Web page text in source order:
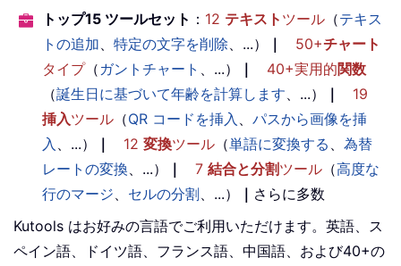
トップ15 ツールセット ： 12 テキスト ツール （テキス
トの追加、 特定の文字を削除、...） ｜ 50+チャート
タイプ（ ガントチャート 、...） ｜ 40+実用的関数
（誕生日に基づいて年齢を計算します、...） ｜
19
挿入ツール （QR コードを挿入 、 パスから画像を挿
入 、...） ｜ 12 変換ツール （単語に変換する 、 為替
レートの変換、...） ｜ 7 結合と分割ツール （高度な
行のマージ、 セルの分割、...） ｜ さらに多数
Kutools はお好みの言語でご利用いただけます。英語、ス
ペイン語、ドイツ語、フランス語、中国語、および40+の